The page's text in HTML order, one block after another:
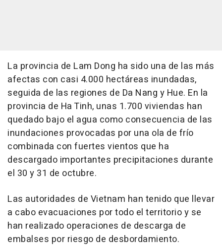
La provincia de Lam Dong ha sido una de las más
afectas con casi 4.000 hectáreas inundadas,
seguida de las regiones de Da Nang y Hue. En la
provincia de Ha Tinh, unas 1.700 viviendas han
quedado bajo el agua como consecuencia de las
inundaciones provocadas por una ola de frío
combinada con fuertes vientos que ha
descargado importantes precipitaciones durante
el 30 y 31 de octubre.
Las autoridades de Vietnam han tenido que llevar
a cabo evacuaciones por todo el territorio y se
han realizado operaciones de descarga de
embalses por riesgo de desbordamiento.